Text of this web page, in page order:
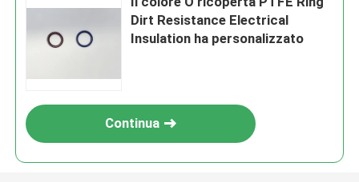
Dirt Resistance Electrical
Insulation ha personalizzato
Continua